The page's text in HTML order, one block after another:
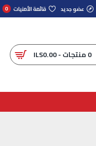
عضو جديد قائمة الأمنيات 0
0 منتجات - ILS0.00